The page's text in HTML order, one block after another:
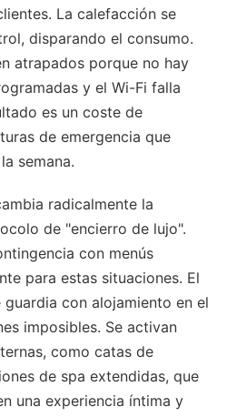
La calefacción se
disparando el consumo.
atrapados porque no hay
y el Wi-Fi falla
es un coste de
de emergencia que
semana.
radicalmente la
de "encierro de lujo".
con menús
para estas situaciones. El
con alojamiento en el
imposibles. Se activan
como catas de
de spa extendidas, que
una experiencia íntima y